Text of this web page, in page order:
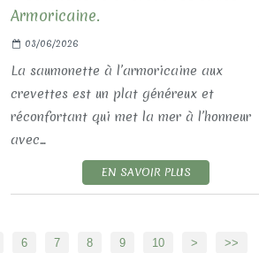
03/06/2026
La saumonette à l’armoricaine aux
crevettes est un plat généreux et
réconfortant qui met la mer à l’honneur
avec...
EN SAVOIR PLUS
6 7 8 9 10 20
> >>